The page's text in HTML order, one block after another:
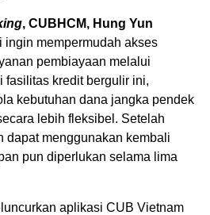
, CUBHCM, Hung Yun
ingin mempermudah akses
pembiayaan melalui
fasilitas kredit bergulir ini,
kebutuhan dana jangka pendek
lebih fleksibel. Setelah
dapat menggunakan kembali
pun diperlukan selama lima
aplikasi CUB Vietnam